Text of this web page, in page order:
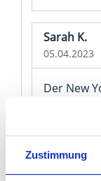
Zustimmung
Sarah K.
05.04.2023
Der New
Spiegel
Der TV-
oder